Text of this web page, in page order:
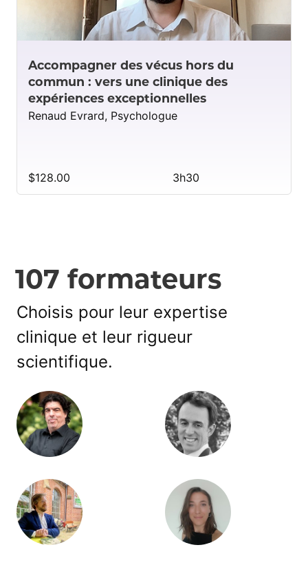
Accompagner des vécus hors du
commun : vers une clinique des
expériences exceptionnelles
Renaud Evrard, Psychologue
$128.00 3h30
107 formateurs
Choisis pour leur expertise
clinique et leur rigueur
scientifique.